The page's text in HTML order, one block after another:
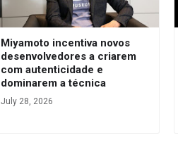
Miyamoto incentiva novos
desenvolvedores a criarem
com autenticidade e
dominarem a técnica
July 28, 2026